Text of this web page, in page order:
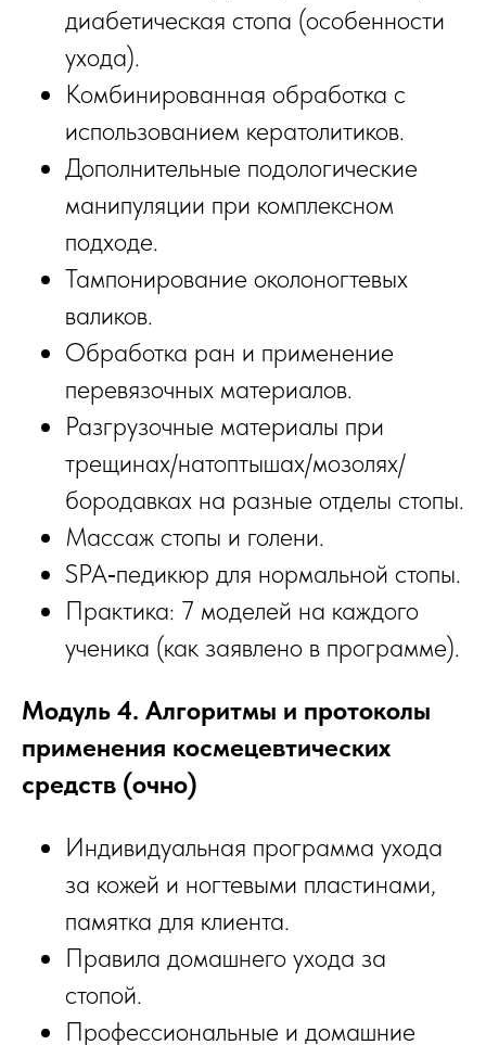
диабетическая стопа (особенности
ухода).
Комбинированная обработка с
использованием кератолитиков.
Дополнительные подологические
манипуляции при комплексном
подходе.
Тампонирование околоногтевых
валиков.
Обработка ран и применение
перевязочных материалов.
Разгрузочные материалы при
трещинах/натоптышах/мозолях/
бородавках на разные отделы стопы.
Массаж стопы и голени.
SPA‑педикюр для нормальной стопы.
Практика: 7 моделей на каждого
ученика (как заявлено в программе).
Модуль 4. Алгоритмы и протоколы
применения космецевтических
средств (очно)
Индивидуальная программа ухода
за кожей и ногтевыми пластинами,
памятка для клиента.
Правила домашнего ухода за
стопой.
Профессиональные и домашние